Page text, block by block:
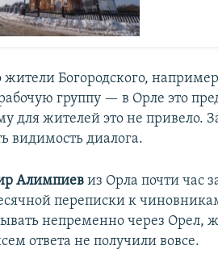
Богородского,
рабочую группу — в Орле это
для жителей это не привело.
видимость диалога.
Алимпиевиз Орла почти час
переписки к
непременно через Орел,
ответа не получили вовсе.